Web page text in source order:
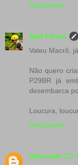
Responder
Adil Filoso
Valeu Macrô,
Não quero
P29BR já
desembarca
Loucura,
Responder
Unknown 20